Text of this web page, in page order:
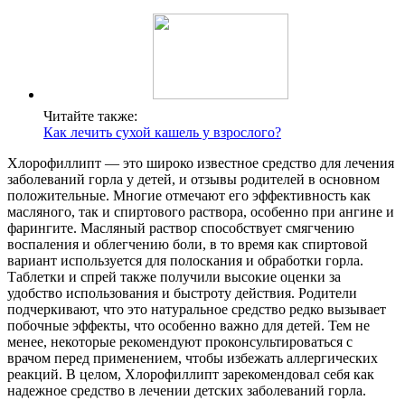
Читайте также:
Как лечить сухой кашель у взрослого?
Хлорофиллипт — это широко известное средство для лечения
заболеваний горла у детей, и отзывы родителей в основном
положительные. Многие отмечают его эффективность как
масляного, так и спиртового раствора, особенно при ангине и
фарингите. Масляный раствор способствует смягчению
воспаления и облегчению боли, в то время как спиртовой
вариант используется для полоскания и обработки горла.
Таблетки и спрей также получили высокие оценки за
удобство использования и быстроту действия. Родители
подчеркивают, что это натуральное средство редко вызывает
побочные эффекты, что особенно важно для детей. Тем не
менее, некоторые рекомендуют проконсультироваться с
врачом перед применением, чтобы избежать аллергических
реакций. В целом, Хлорофиллипт зарекомендовал себя как
надежное средство в лечении детских заболеваний горла.